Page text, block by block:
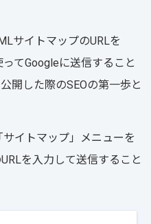
サイトマップのURLを
てGoogleに送信すること
開した際のSEOの第一歩と
イトマップ」メニューを
を入力して送信すること